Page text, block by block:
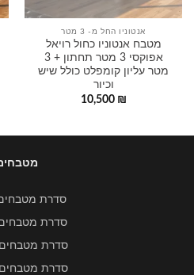
אנטוניו החל מ- 3 מטר
מטבח אנטוניו כחול רויאל
אפוקסי 3 מטר תחתון + 3
מטר עליון קומפלט כולל שיש
וכיור
10,500 ₪
סדרת מטבחים
סדרת
סדרת
סדרת מטבחים